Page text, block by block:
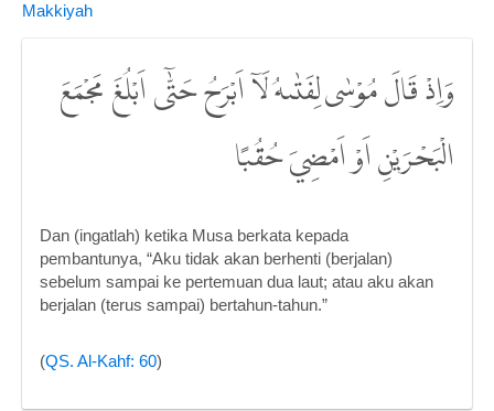
Makkiyah
وَاِذْ قَالَ مُوْسٰى لِفَتٰىهُ لَآ اَبْرَحُ حَتّٰٓى اَبْلُغَ مَجْمَعَ
الْبَحْرَيْنِ اَوْ اَمْضِيَ حُقُبًا
Dan (ingatlah) ketika Musa berkata kepada
pembantunya, “Aku tidak akan berhenti (berjalan)
sebelum sampai ke pertemuan dua laut; atau aku akan
berjalan (terus sampai) bertahun-tahun.”
(QS. Al-Kahf: 60)